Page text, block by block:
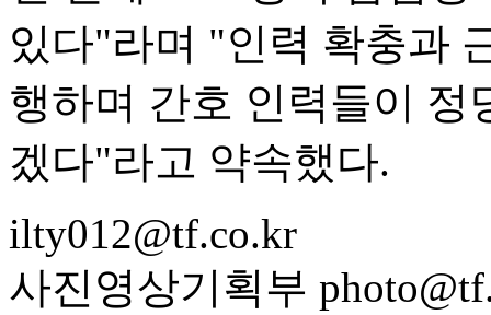
있다"라며 "인력 확충과
행하며 간호 인력들이 정
겠다"라고 약속했다.
ilty012@tf.co.kr
사진영상기획부